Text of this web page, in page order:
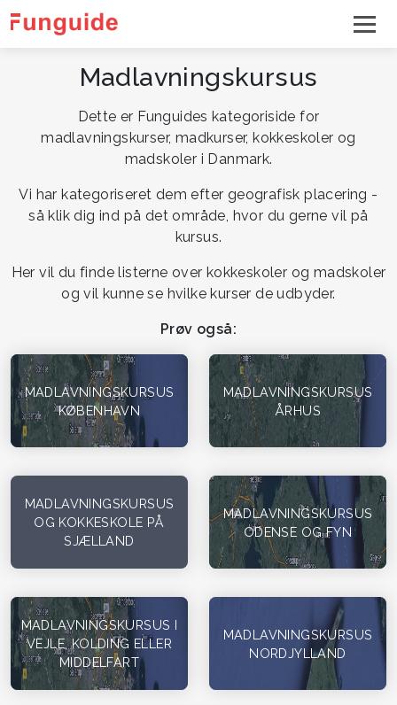
Madlavningskursus
Dette er Funguides kategoriside for
madlavningskurser, madkurser, kokkeskoler og
madskoler i Danmark.
Vi har kategoriseret dem efter geografisk placering -
så klik dig ind på det område, hvor du gerne vil på
kursus.
Her vil du finde listerne over kokkeskoler og madskoler
og vil kunne se hvilke kurser de udbyder.
Prøv også:
MADLAVNINGSKURSUS
KØBENHAVN
MADLAVNINGSKURSUS
ÅRHUS
MADLAVNINGSKURSUS
OG KOKKESKOLE PÅ
SJÆLLAND
MADLAVNINGSKURSUS
ODENSE OG FYN
MADLAVNINGSKURSUS I
VEJLE, KOLDING ELLER
MIDDELFART
MADLAVNINGSKURSUS
NORDJYLLAND